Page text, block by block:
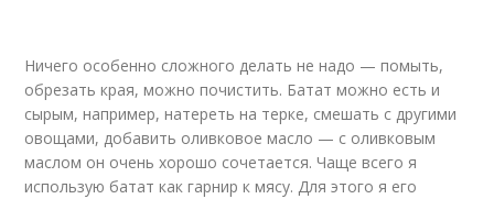
Ничего особенно сложного делать не надо — помыть,
обрезать края, можно почистить. Батат можно есть и
сырым, например, натереть на терке, смешать с другими
овощами, добавить оливковое масло — с оливковым
маслом он очень хорошо сочетается. Чаще всего я
использую батат как гарнир к мясу. Для этого я его